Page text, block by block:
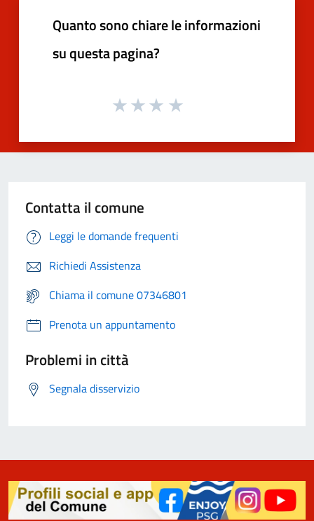
Quanto sono chiare le informazioni
su questa pagina?
Contatta il comune
Leggi le domande frequenti
Richiedi Assistenza
Chiama il comune 07346801
Prenota un appuntamento
Problemi in città
Segnala disservizio